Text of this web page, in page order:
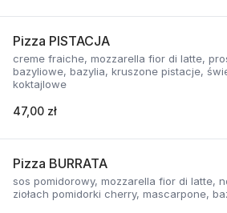
Pizza PISTACJA
creme fraiche, mozzarella fior di latte,
bazyliowe, bazylia, kruszone pistacje,
koktajlowe
47,00 zł
Pizza BURRATA
sos pomidorowy, mozzarella fior di latte,
ziołach pomidorki cherry, mascarpone,